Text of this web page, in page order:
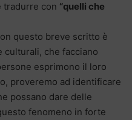
tradurre con “quelli che
questo breve scritto è
culturali, che facciano
esprimono il loro
proveremo ad identificare
possano dare delle
fenomeno in forte